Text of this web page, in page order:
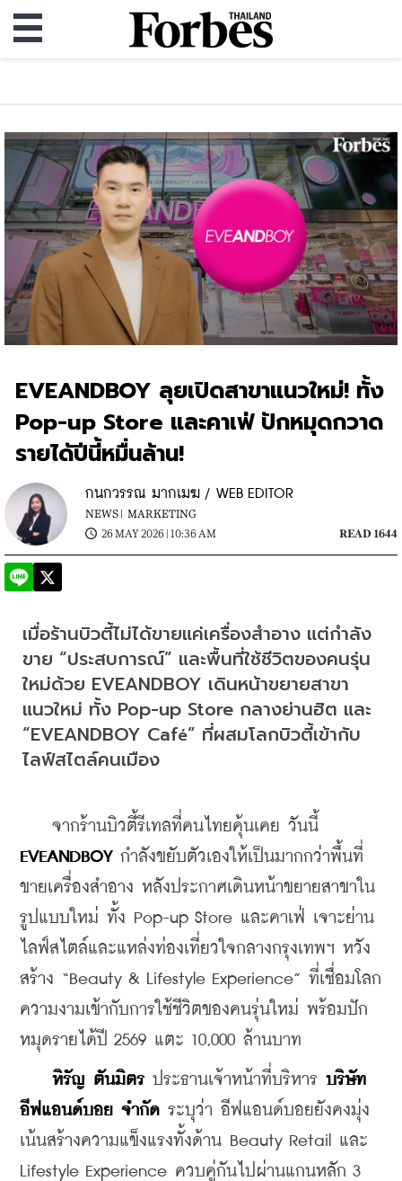
EVEANDBOY ลุยเปิดสาขาแนวใหม่! ทั้ง
Pop-up Store และคาเฟ่ ปักหมุดกวาด
รายได้ปีนี้หมื่นล้าน!
กนกวรรณ มากเมฆ / WEB EDITOR
NEWS | MARKETING
26 MAY 2026 | 10:36 AM
READ 1644
เมื่อร้านบิวตี้ไม่ได้ขายแค่เครื่องสำอาง แต่กำลัง
ขาย “ประสบการณ์” และพื้นที่ใช้ชีวิตของคนรุ่น
ใหม่ด้วย EVEANDBOY เดินหน้าขยายสาขา
แนวใหม่ ทั้ง Pop-up Store กลางย่านฮิต และ
“EVEANDBOY Café” ที่ผสมโลกบิวตี้เข้ากับ
ไลฟ์สไตล์คนเมือง
EVEANDBOY กำลังขยับตัวเองให้เป็นมากกว่าพื้นที่
ขายเครื่องสำอาง หลังประกาศเดินหน้าขยายสาขาใน
รูปแบบใหม่ ทั้ง Pop-up Store และคาเฟ่ เจาะย่าน
ไลฟ์สไตล์และแหล่งท่องเที่ยวใจกลางกรุงเทพฯ หวัง
สร้าง “Beauty & Lifestyle Experience” ที่เชื่อมโลก
ความงามเข้ากับการใช้ชีวิตของคนรุ่นใหม่ พร้อมปัก
หมุดรายได้ปี 2569 แตะ 10,000 ล้านบาท
หิรัญ ตันมิตร ประธานเจ้าหน้าที่บริหาร บริษัท
อีฟแอนด์บอย จำกัด ระบุว่า อีฟแอนด์บอยยังคงมุ่ง
เน้นสร้างความแข็งแรงทั้งด้าน Beauty Retail และ
Lifestyle Experience ควบคู่กันไปผ่านแกนหลัก 3